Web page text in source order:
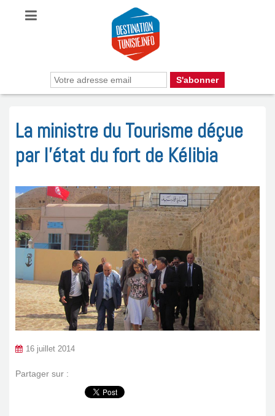
La ministre du Tourisme déçue
par l’état du fort de Kélibia
16 juillet 2014
Partager sur :